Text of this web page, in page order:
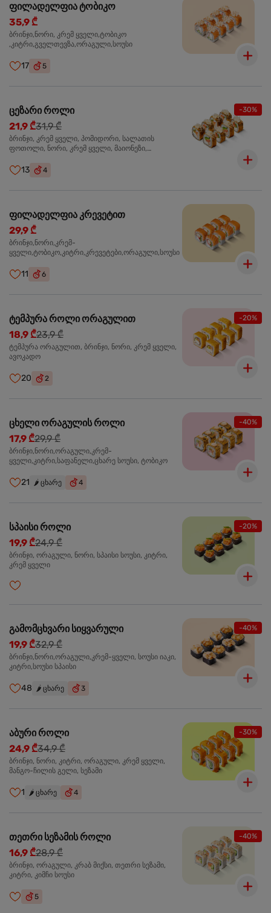
ფილადელფია ტობიკო
35,9 ₾
ბრინჯი,ნორი, კრემ ყველი,ტობიკო
,კიტრი,გველთევზა,ორაგული,სოუსი
17 5
-30%
ცეზარი როლი
21,9 ₾31,9 ₾
ბრინჯი, კრემ ყველი, პომიდორი, სალათის
ფოთოლი, ნორი, კრემ ყველი, მაიონეზი,
შებოლილი ქათმის ფილე
13 4
ფილადელფია კრევეტით
29,9 ₾
ბრინჯი,ნორი,კრემ-
ყველი,ტობიკო,კიტრი,კრევეტები,ორაგული,სოუსი
11 6
-20%
ტემპურა როლი ორაგულით
18,9 ₾23,9 ₾
ტემპურა ორაგულით, ბრინჯი, ნორი, კრემ ყველი,
ავოკადო
20 2
-40%
ცხელი ორაგულის როლი
17,9 ₾29,9 ₾
ბრინჯი,ნორი,ორაგული,კრემ-
ყველი,კიტრი,საფანელი,ცხარე სოუსი, ტობიკო
21 🌶️ ცხარე 4
-20%
სპაისი როლი
19,9 ₾24,9 ₾
ბრინჯი, ორაგული, ნორი, სპაისი სოუსი, კიტრი,
კრემ ყველი
-40%
გამომცხვარი სიყვარული
19,9 ₾32,9 ₾
ბრინჯი,ნორი,ორაგული,კრემ-ყველი, სოუსი იაკი,
კიტრი,სოუსი სპაისი
48 🌶️ ცხარე 3
-30%
აბური როლი
24,9 ₾34,9 ₾
ბრინჯი, ნორი, კიტრი, ორაგული, კრემ ყველი,
მანგო-ჩილის გელი, სეზამი
1 🌶️ ცხარე 4
-40%
თეთრი სეზამის როლი
16,9 ₾28,9 ₾
ბრინჯი, ორაგული, კრაბ მიქსი, თეთრი სეზამი,
კიტრი, კიმჩი სოუსი
5